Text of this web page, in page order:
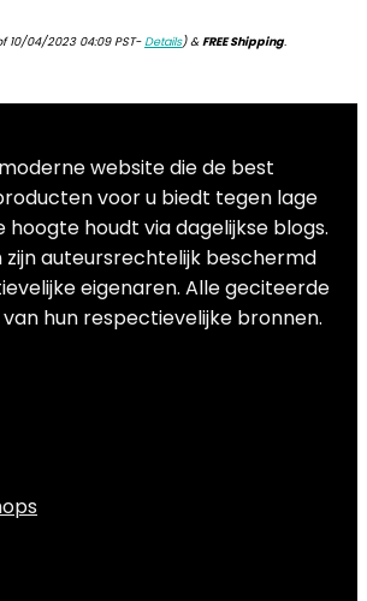
10/04/2023 04:09 PST-Details)&FREE Shipping.
website die de best
voor u biedt tegen lage
hoogte houdt via dagelijkse blogs.
zijn auteursrechtelijk beschermd
eigenaren. Alle geciteerde
hun respectievelijke bronnen.